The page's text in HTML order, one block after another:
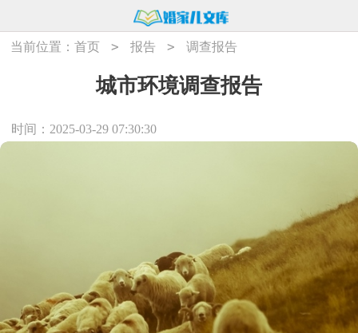
当前位置：首页 > 报告 > 调查报告
城市环境调查报告
时间：2025-03-29 07:30:30